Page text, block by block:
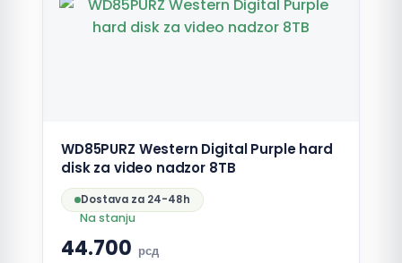
WD85PURZ Western Digital Purple hard
disk za video nadzor 8TB
Dostava za 24-48h
Na stanju
44.700 рсд